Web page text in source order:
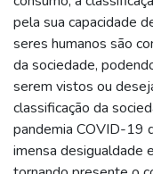
pela sua capacidade
seres humanos são
da sociedade,
serem vistos ou
classificação da
pandemia COVID-19
imensa desigualdade